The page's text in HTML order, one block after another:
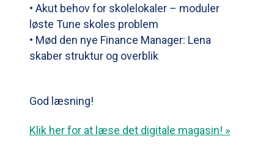
• Akut behov for skolelokaler – moduler
løste Tune skoles problem
• Mød den nye Finance Manager: Lena
skaber struktur og overblik
God læsning!
Klik her for at læse det digitale magasin! »